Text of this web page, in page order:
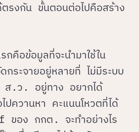
ตรงกัน ขั้นตอนต่อไปคือสร้าง
กคือข้อมูลที่จะนำมาใช้ใน
กระจายอยู่หลายที่ ไม่มีระบบ
.ว. อยู่ทาง อยากได้
ปควานหา คะแนนโหวตที่ได้
ของ กกต. จะทำอย่างไร